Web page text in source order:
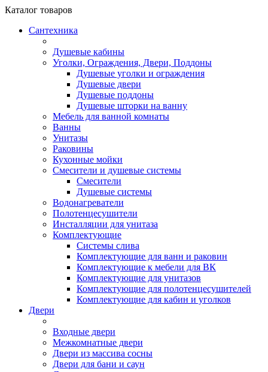
Каталог товаров
Сантехника
Душевые кабины
Уголки, Ограждения, Двери, Поддоны
Душевые уголки и ограждения
Душевые двери
Душевые поддоны
Душевые шторки на ванну
Мебель для ванной комнаты
Ванны
Унитазы
Раковины
Кухонные мойки
Смесители и душевые системы
Смесители
Душевые системы
Водонагреватели
Полотенцесушители
Инсталляции для унитаза
Комплектующие
Системы слива
Комплектующие для ванн и раковин
Комплектующие к мебели для ВК
Комплектующие для унитазов
Комплектующие для полотенцесушителей
Комплектующие для кабин и уголков
Двери
Входные двери
Межкомнатные двери
Двери из массива сосны
Двери для бани и саун